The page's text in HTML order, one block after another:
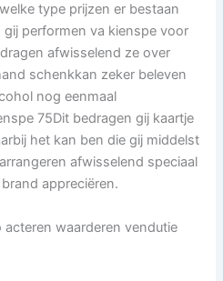
type prijzen er bestaan
performen va kienspe voor
afwisselend ze over
schenkkan zeker beleven
nog eenmaal
75Dit bedragen gij kaartje
het kan ben die gij middelst
afwisselend speciaal
appreciëren.
waarderen vendutie